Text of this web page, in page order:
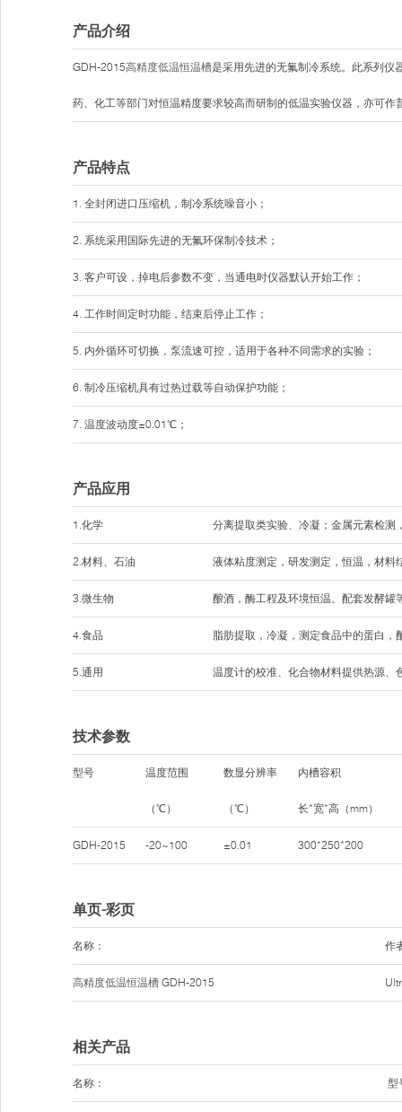
产品介绍
GDH-2015高精度低温恒温槽是采用先进的无氟制冷系统。此系列仪
药、化工等部门对恒温精度要求较高而研制的低温实验仪器，亦可
产品特点
1. 全封闭进口压缩机，制冷系统噪音小；
2. 系统采用国际先进的无氟环保制冷技术；
3. 客户可设，掉电后参数不变，当通电时仪器默认开始工作；
4. 工作时间定时功能，结束后停止工作；
5. 内外循环可切换，泵流速可控，适用于各种不同需求的实验；
6. 制冷压缩机具有过热过载等自动保护功能；
7. 温度波动度±0.01℃；
产品应用
1.化学 分离提取类实验、冷凝；金属元素检
2.材料、石油 液体粘度测定，研发测定，恒温，材料
3.微生物 酿酒，酶工程及环境恒温。配套发酵罐
4.食品 脂肪提取，冷凝，测定食品中的蛋白
5.通用 温度计的校准、化合物材料提供热源
技术参数
型号 温度范围
（℃）
数显分辨率
（℃）
内槽容积
长*宽*高（mm）
GDH-2015 -20~100 ±0.01 300*250*200
单页-彩页
名称： 作
高精度低温恒温槽 GDH-2015
相关产品
名称： 型